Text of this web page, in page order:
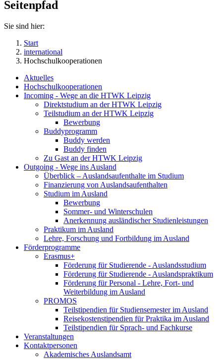
Seitenpfad
Sie sind hier:
Start
international
Hochschulkooperationen
Aktuelles
Hochschulkooperationen
Incoming - Wege an die HTWK Leipzig
Direktstudium an der HTWK Leipzig
Teilstudium an der HTWK Leipzig
Bewerbung
Buddyprogramm
Buddy werden
Buddy finden
Zu Gast an der HTWK Leipzig
Outgoing - Wege ins Ausland
Überblick – Auslandsaufenthalte im Studium
Finanzierung von Auslandsaufenthalten
Studium im Ausland
Bewerbung
Sommer- und Winterschulen
Anerkennung ausländischer Studienleistungen
Praktikum im Ausland
Lehre, Forschung und Fortbildung im Ausland
Förderprogramme
Erasmus+
Förderung für Studierende - Auslandsstudium
Förderung für Studierende - Auslandspraktikum
Förderung für Personal - Lehre, Fort- und
Weiterbildung im Ausland
PROMOS
Teilstipendien für Studiensemester im Ausland
Reisekostenstipendien für Praktika im Ausland
Teilstipendien für Sprach- und Fachkurse
Veranstaltungen
Kontaktpersonen
Akademisches Auslandsamt